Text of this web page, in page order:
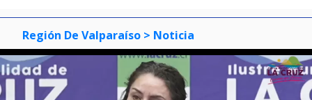
Región De Valparaíso > Noticia